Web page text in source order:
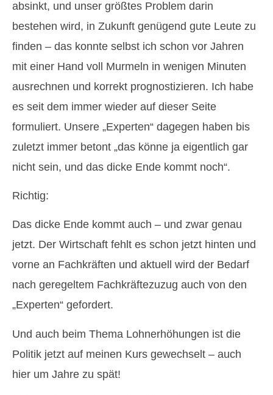
absinkt, und unser größtes Problem darin
bestehen wird, in Zukunft genügend gute Leute zu
finden – das konnte selbst ich schon vor Jahren
mit einer Hand voll Murmeln in wenigen Minuten
ausrechnen und korrekt prognostizieren. Ich habe
es seit dem immer wieder auf dieser Seite
formuliert. Unsere „Experten“ dagegen haben bis
zuletzt immer betont „das könne ja eigentlich gar
nicht sein, und das dicke Ende kommt noch“.
Richtig:
Das dicke Ende kommt auch – und zwar genau
jetzt. Der Wirtschaft fehlt es schon jetzt hinten und
vorne an Fachkräften und aktuell wird der Bedarf
nach geregeltem Fachkräftezuzug auch von den
„Experten“ gefordert.
Und auch beim Thema Lohnerhöhungen ist die
Politik jetzt auf meinen Kurs gewechselt – auch
hier um Jahre zu spät!